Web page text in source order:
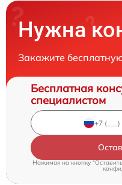
Нужна
Закажите
Бесплатная
специалистом
Нажимая на кнопку